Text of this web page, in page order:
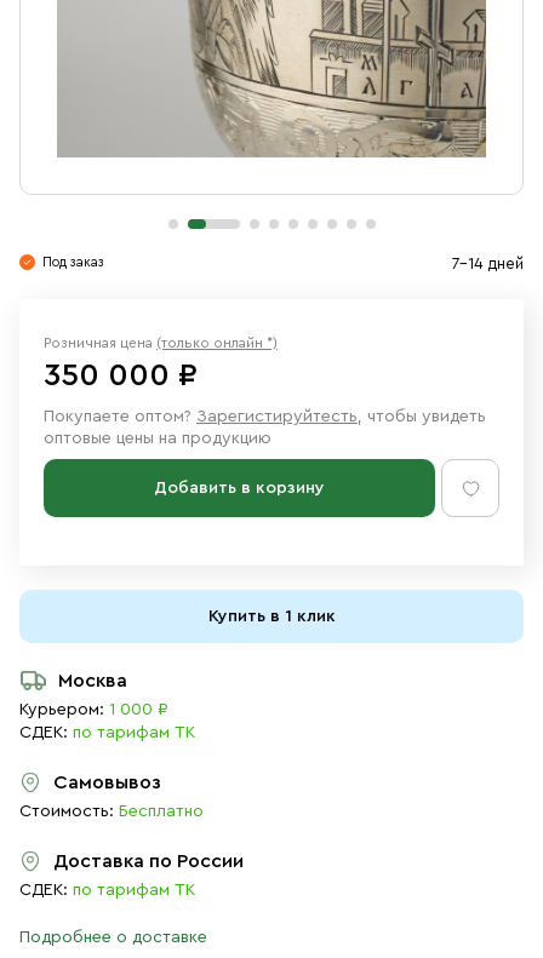
Ювелирные изделия
Под заказ 7-14 дней
Розничная цена (только онлайн *)
350 000 ₽
Покупаете оптом? Зарегистируйтесть, чтобы увидеть
оптовые цены на продукцию
Добавить в корзину
Купить в 1 клик
Москва
Курьером: 1 000 ₽
СДЕК: по тарифам ТК
Самовывоз
Стоимость: Бесплатно
Доставка по России
СДЕК: по тарифам ТК
Подробнее о доставке